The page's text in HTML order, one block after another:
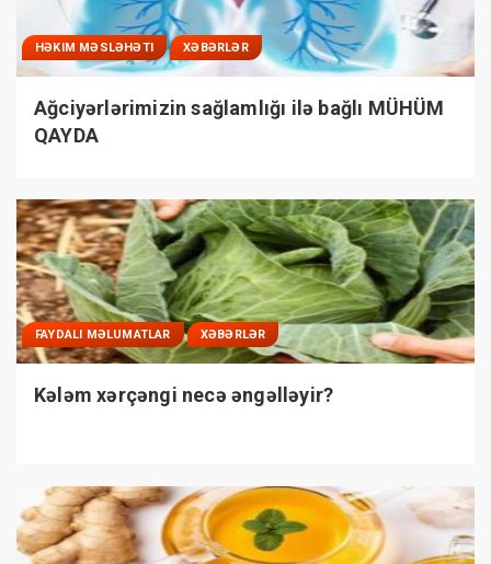
HƏKIM MƏSLƏHƏTI XƏBƏRLƏR
Ağciyərlərimizin sağlamlığı ilə bağlı MÜHÜM
QAYDA
FAYDALI MƏLUMATLAR XƏBƏRLƏR
Kələm xərçəngi necə əngəlləyir?